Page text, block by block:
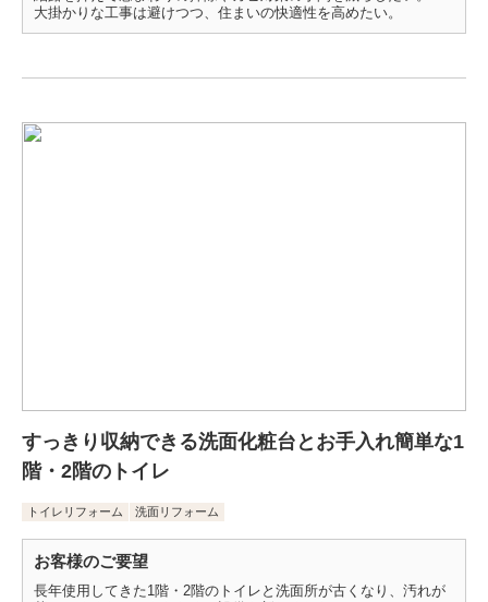
大掛かりな工事は避けつつ、住まいの快適性を高めたい。
すっきり収納できる洗面化粧台とお手入れ簡単な1
階・2階のトイレ
トイレリフォーム 洗面リフォーム
お客様のご要望
長年使用してきた1階・2階のトイレと洗面所が古くなり、汚れが